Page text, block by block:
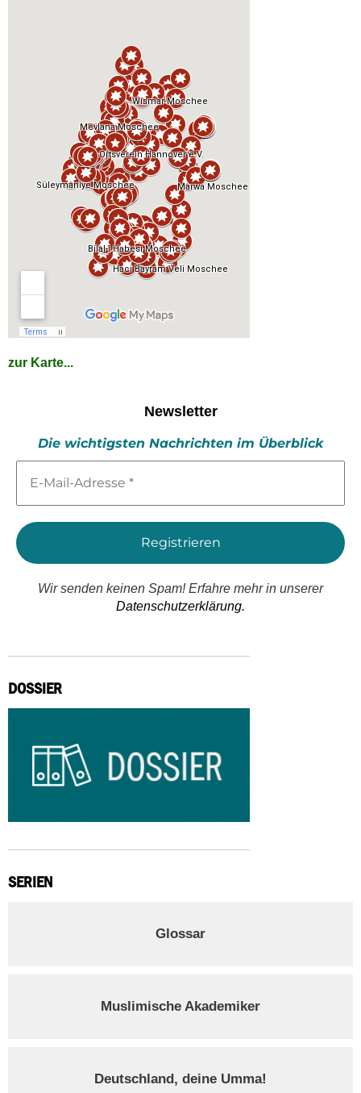
zur Karte...
Newsletter
Die wichtigsten Nachrichten im Überblick
Mail-
*
Wir senden keinen Spam! Erfahre mehr in unserer
Datenschutzerklärung.
DOSSIER
SERIEN
Glossar
Muslimische Akademiker
Deutschland, deine Umma!